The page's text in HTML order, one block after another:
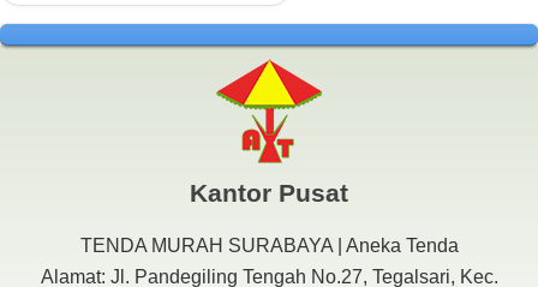
Kantor Pusat
TENDA MURAH SURABAYA | Aneka Tenda
Alamat: Jl. Pandegiling Tengah No.27, Tegalsari, Kec.